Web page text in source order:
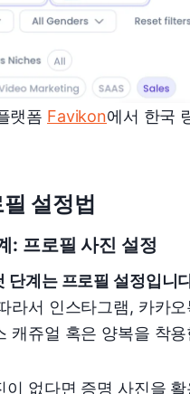
랫폼 Favikon에서 한국
설정법
: 프로필 사진 설정
단계는 프로필 설정입니
라서 인스타그램, 카카
캐쥬얼 혹은 양복을 착
이 없다면 증명 사진을